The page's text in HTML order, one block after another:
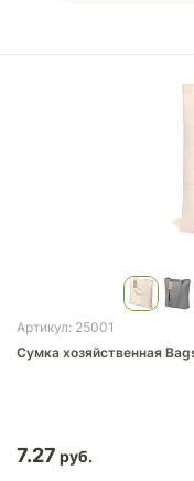
Артикул: 25001
Сумка хозяйственная
7.27